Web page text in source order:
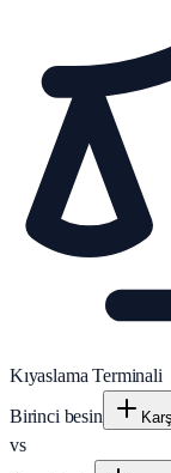
Kıyaslama Terminali
Birinci besin
vs